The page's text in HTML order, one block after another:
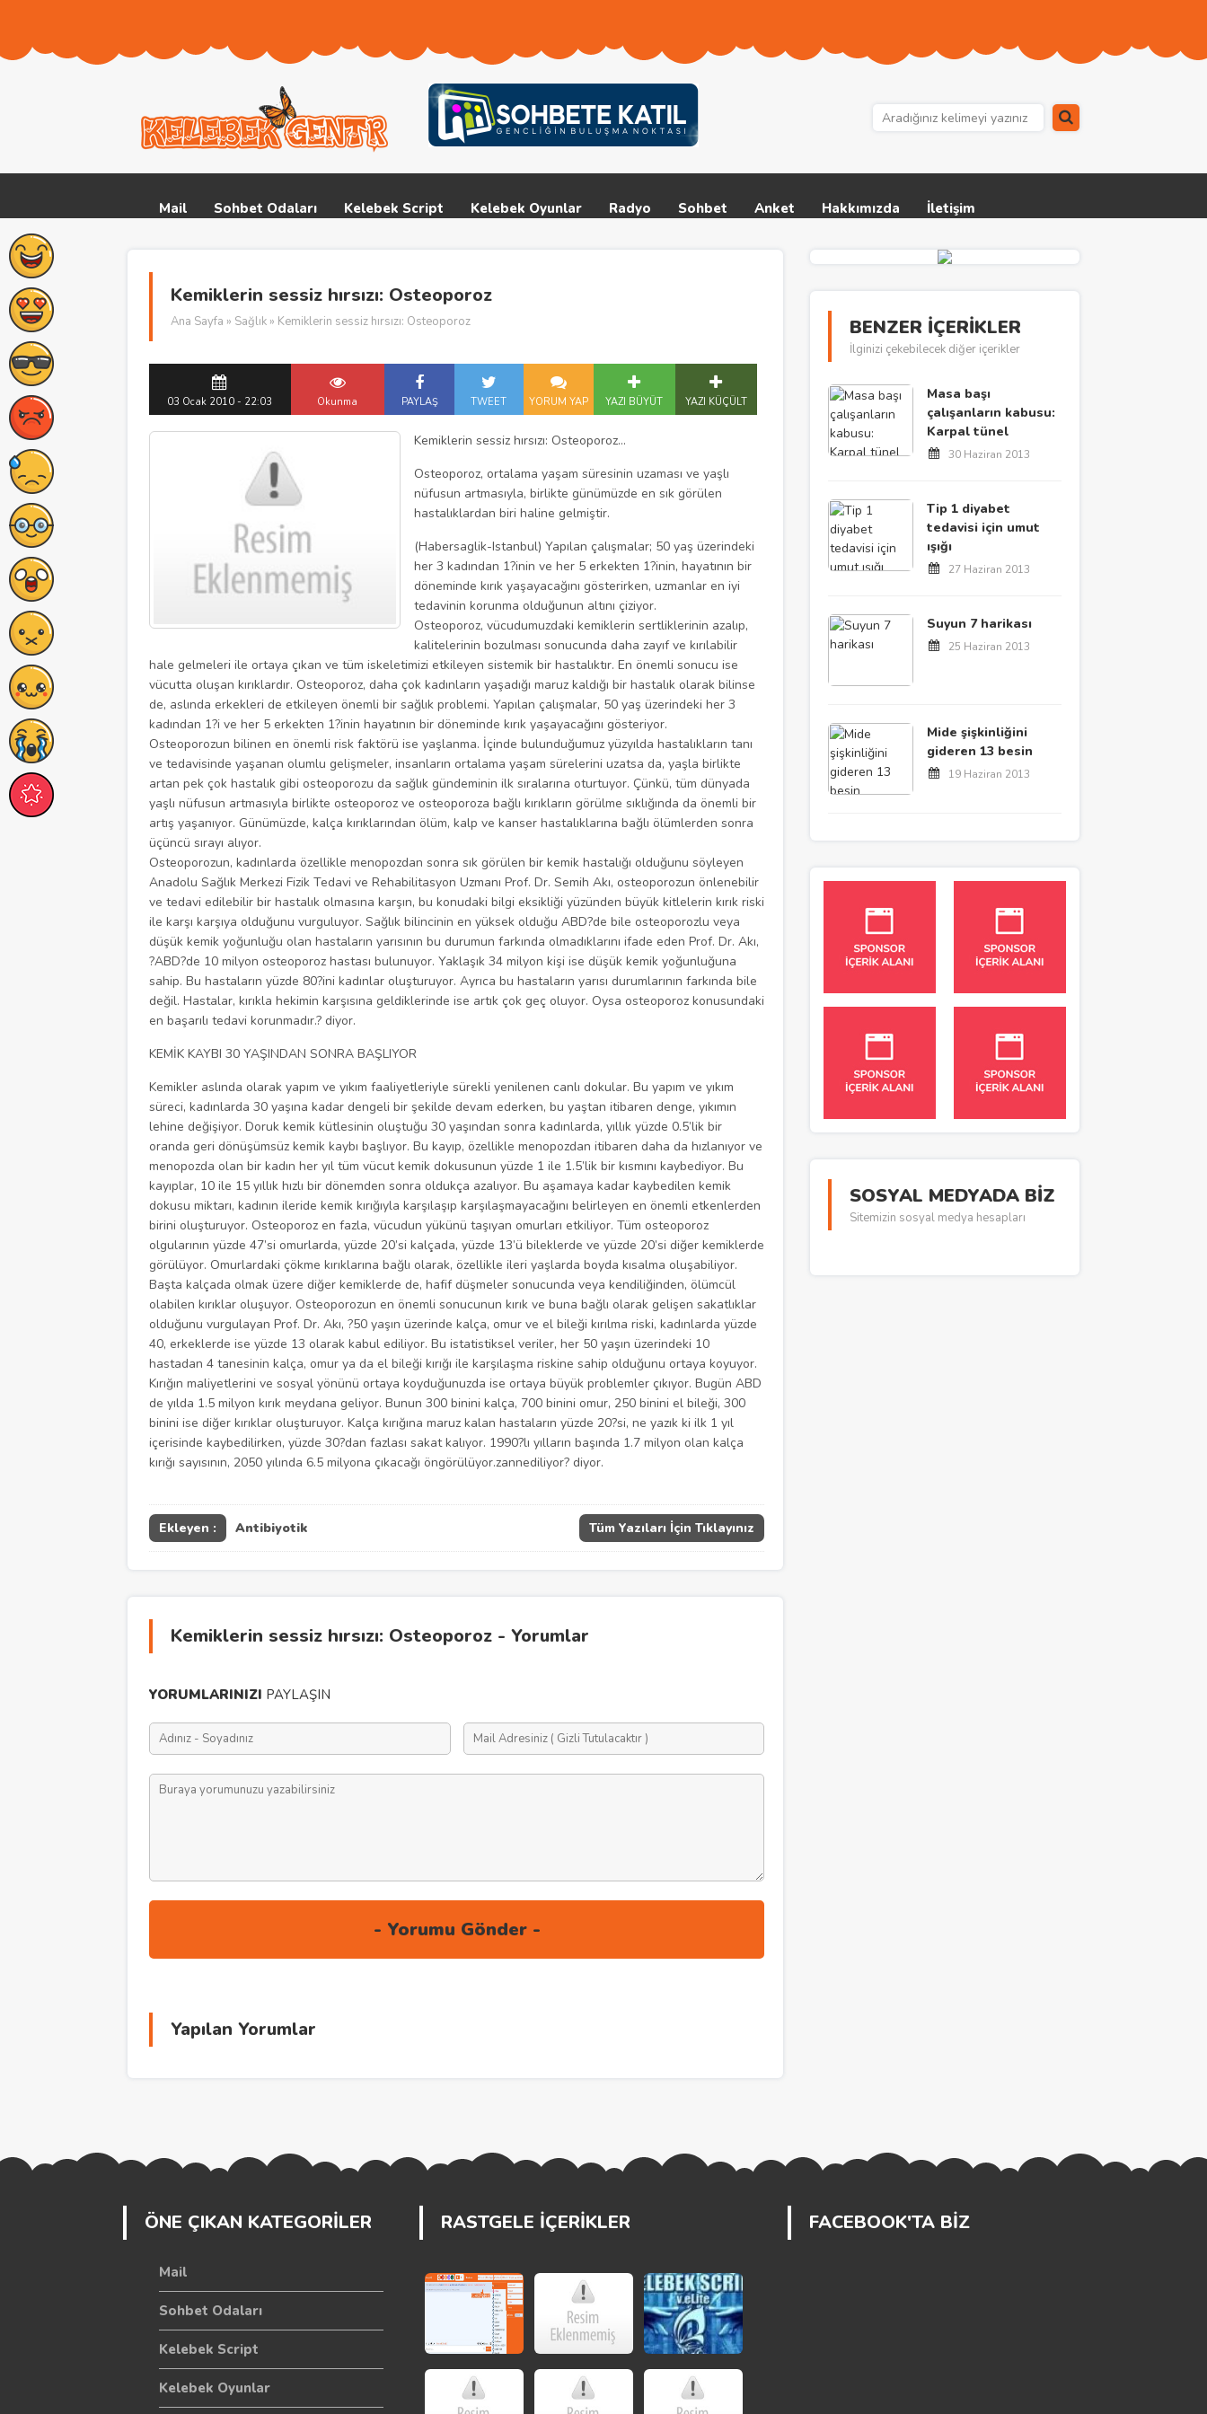
Mail Sohbet Odaları Kelebek Script Kelebek Oyunlar Radyo Sohbet Anket Hakkımızda İletişim
Kemiklerin sessiz hırsızı: Osteoporoz
Ana Sayfa » Sağlık » Kemiklerin sessiz hırsızı: Osteoporoz
03 Ocak 2010 - 22:03 Okunma PAYLAŞ TWEET YORUM YAP YAZI BÜYÜT YAZI KÜÇÜLT
Kemiklerin sessiz hırsızı: Osteoporoz…
Osteoporoz, ortalama yaşam süresinin uzaması ve yaşlı
nüfusun artmasıyla, birlikte günümüzde en sık görülen
hastalıklardan biri haline gelmiştir.
(Habersaglik-Istanbul) Yapılan çalışmalar; 50 yaş üzerindeki
her 3 kadından 1?inin ve her 5 erkekten 1?inin, hayatının bir
döneminde kırık yaşayacağını gösterirken, uzmanlar en iyi
tedavinin korunma olduğunun altını çiziyor.
Osteoporoz, vücudumuzdaki kemiklerin sertliklerinin azalıp,
kalitelerinin bozulması sonucunda daha zayıf ve kırılabilir
hale gelmeleri ile ortaya çıkan ve tüm iskeletimizi etkileyen sistemik bir hastalıktır. En önemli sonucu ise
vücutta oluşan kırıklardır. Osteoporoz, daha çok kadınların yaşadığı maruz kaldığı bir hastalık olarak bilinse
de, aslında erkekleri de etkileyen önemli bir sağlık problemi. Yapılan çalışmalar, 50 yaş üzerindeki her 3
kadından 1?i ve her 5 erkekten 1?inin hayatının bir döneminde kırık yaşayacağını gösteriyor.
Osteoporozun bilinen en önemli risk faktörü ise yaşlanma. İçinde bulunduğumuz yüzyılda hastalıkların tanı
ve tedavisinde yaşanan olumlu gelişmeler, insanların ortalama yaşam sürelerini uzatsa da, yaşla birlikte
artan pek çok hastalık gibi osteoporozu da sağlık gündeminin ilk sıralarına oturtuyor. Çünkü, tüm dünyada
yaşlı nüfusun artmasıyla birlikte osteoporoz ve osteoporoza bağlı kırıkların görülme sıklığında da önemli bir
artış yaşanıyor. Günümüzde, kalça kırıklarından ölüm, kalp ve kanser hastalıklarına bağlı ölümlerden sonra
üçüncü sırayı alıyor.
Osteoporozun, kadınlarda özellikle menopozdan sonra sık görülen bir kemik hastalığı olduğunu söyleyen
Anadolu Sağlık Merkezi Fizik Tedavi ve Rehabilitasyon Uzmanı Prof. Dr. Semih Akı, osteoporozun önlenebilir
ve tedavi edilebilir bir hastalık olmasına karşın, bu konudaki bilgi eksikliği yüzünden büyük kitlelerin kırık riski
ile karşı karşıya olduğunu vurguluyor. Sağlık bilincinin en yüksek olduğu ABD?de bile osteoporozlu veya
düşük kemik yoğunluğu olan hastaların yarısının bu durumun farkında olmadıklarını ifade eden Prof. Dr. Akı,
?ABD?de 10 milyon osteoporoz hastası bulunuyor. Yaklaşık 34 milyon kişi ise düşük kemik yoğunluğuna
sahip. Bu hastaların yüzde 80?ini kadınlar oluşturuyor. Ayrıca bu hastaların yarısı durumlarının farkında bile
değil. Hastalar, kırıkla hekimin karşısına geldiklerinde ise artık çok geç oluyor. Oysa osteoporoz konusundaki
en başarılı tedavi korunmadır.? diyor.
KEMİK KAYBI 30 YAŞINDAN SONRA BAŞLIYOR
Kemikler aslında olarak yapım ve yıkım faaliyetleriyle sürekli yenilenen canlı dokular. Bu yapım ve yıkım
süreci, kadınlarda 30 yaşına kadar dengeli bir şekilde devam ederken, bu yaştan itibaren denge, yıkımın
lehine değişiyor. Doruk kemik kütlesinin oluştuğu 30 yaşından sonra kadınlarda, yıllık yüzde 0.5’lik bir
oranda geri dönüşümsüz kemik kaybı başlıyor. Bu kayıp, özellikle menopozdan itibaren daha da hızlanıyor ve
menopozda olan bir kadın her yıl tüm vücut kemik dokusunun yüzde 1 ile 1.5’lik bir kısmını kaybediyor. Bu
kayıplar, 10 ile 15 yıllık hızlı bir dönemden sonra oldukça azalıyor. Bu aşamaya kadar kaybedilen kemik
dokusu miktarı, kadının ileride kemik kırığıyla karşılaşıp karşılaşmayacağını belirleyen en önemli etkenlerden
birini oluşturuyor. Osteoporoz en fazla, vücudun yükünü taşıyan omurları etkiliyor. Tüm osteoporoz
olgularının yüzde 47’si omurlarda, yüzde 20’si kalçada, yüzde 13’ü bileklerde ve yüzde 20’si diğer kemiklerde
görülüyor. Omurlardaki çökme kırıklarına bağlı olarak, özellikle ileri yaşlarda boyda kısalma oluşabiliyor.
Başta kalçada olmak üzere diğer kemiklerde de, hafif düşmeler sonucunda veya kendiliğinden, ölümcül
olabilen kırıklar oluşuyor. Osteoporozun en önemli sonucunun kırık ve buna bağlı olarak gelişen sakatlıklar
olduğunu vurgulayan Prof. Dr. Akı, ?50 yaşın üzerinde kalça, omur ve el bileği kırılma riski, kadınlarda yüzde
40, erkeklerde ise yüzde 13 olarak kabul ediliyor. Bu istatistiksel veriler, her 50 yaşın üzerindeki 10
hastadan 4 tanesinin kalça, omur ya da el bileği kırığı ile karşılaşma riskine sahip olduğunu ortaya koyuyor.
Kırığın maliyetlerini ve sosyal yönünü ortaya koyduğunuzda ise ortaya büyük problemler çıkıyor. Bugün ABD
de yılda 1.5 milyon kırık meydana geliyor. Bunun 300 binini kalça, 700 binini omur, 250 binini el bileği, 300
binini ise diğer kırıklar oluşturuyor. Kalça kırığına maruz kalan hastaların yüzde 20?si, ne yazık ki ilk 1 yıl
içerisinde kaybedilirken, yüzde 30?dan fazlası sakat kalıyor. 1990?lı yılların başında 1.7 milyon olan kalça
kırığı sayısının, 2050 yılında 6.5 milyona çıkacağı öngörülüyor.zannediliyor? diyor.
Ekleyen : Antibiyotik Tüm Yazıları İçin Tıklayınız
Kemiklerin sessiz hırsızı: Osteoporoz - Yorumlar
YORUMLARINIZI PAYLAŞIN
Yapılan Yorumlar
BENZER İÇERİKLER
İlginizi çekebilecek diğer içerikler
Masa başı
çalışanların kabusu:
Karpal tünel
30 Haziran 2013
Tip 1 diyabet
tedavisi için umut
ışığı
27 Haziran 2013
Suyun 7 harikası
25 Haziran 2013
Mide şişkinliğini
gideren 13 besin
19 Haziran 2013
SOSYAL MEDYADA BİZ
Sitemizin sosyal medya hesapları
ÖNE ÇIKAN KATEGORİLER
Mail
Sohbet Odaları
Kelebek Script
Kelebek Oyunlar
RASTGELE İÇERİKLER FACEBOOK'TA BİZ